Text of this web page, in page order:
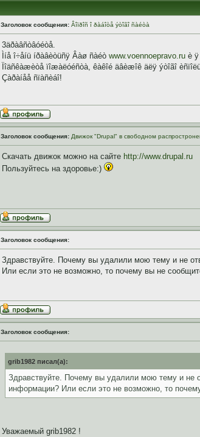
Заголовок сообщения: Âîïðîñ î ðàáîòå ýòîãî ñàéòà
3äðàâñòâóéòå.
Ìíå î÷åíü íðàâèòüñÿ Âàø ñàéò www.voennoepravo.ru è
Ïîäñêàæèòå ïîæàëóéñòà, êàêîé äâèæîê äëÿ ýòîãî
Çàðàíåå ñïàñèáî!
Заголовок сообщения: Движок "Drupal" в свободном
Скачать движок можно на сайте http://www.drupal.ru
Пользуйтесь на здоровье:)
Заголовок сообщения:
Здравствуйте. Почему вы удалили мою тему и не
Или если это не возможно, то почему вы не
Заголовок сообщения:
grib1982 писал(а):
Здравствуйте. Почему вы удалили мою тему и не
информации? Или если это не возможно, то
Уважаемый grib1982 !